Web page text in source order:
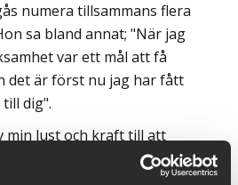
numera tillsammans flera
sa bland annat; "När jag
var ett mål att få
det är först nu jag har fått
dig".
min lust och kraft till att
dag. Ju längre jag